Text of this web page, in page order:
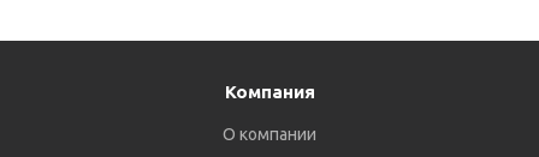
Компания
О компании